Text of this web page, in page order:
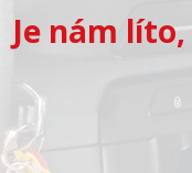
Je nám